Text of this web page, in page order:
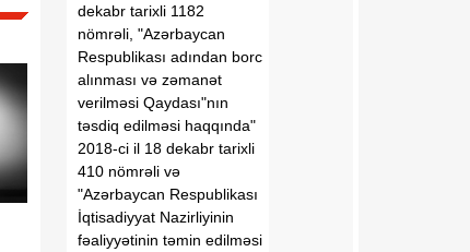
dekabr tarixli 1182
nömrəli, "Azərbaycan
Respublikası adından borc
alınması və zəmanət
verilməsi Qaydası"nın
təsdiq edilməsi haqqında"
2018-ci il 18 dekabr tarixli
410 nömrəli və
"Azərbaycan Respublikası
İqtisadiyyat Nazirliyinin
fəaliyyətinin təmin edilməsi